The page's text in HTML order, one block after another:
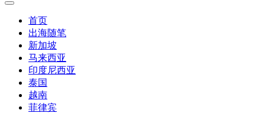
首页
出海随笔
新加坡
马来西亚
印度尼西亚
泰国
越南
菲律宾